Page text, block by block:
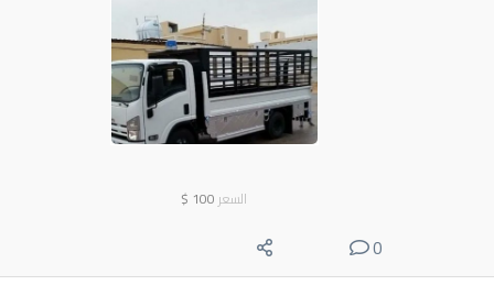
السعر 100
$
0